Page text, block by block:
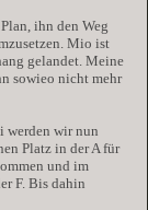
ihn den Weg
Mio ist
gelandet. Meine
sowieo nicht mehr
werden wir nun
Platz in der A für
und im
F. Bis dahin